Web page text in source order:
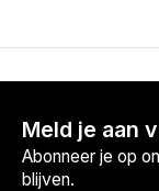
Meld je aan
Abonneer je op
blijven.